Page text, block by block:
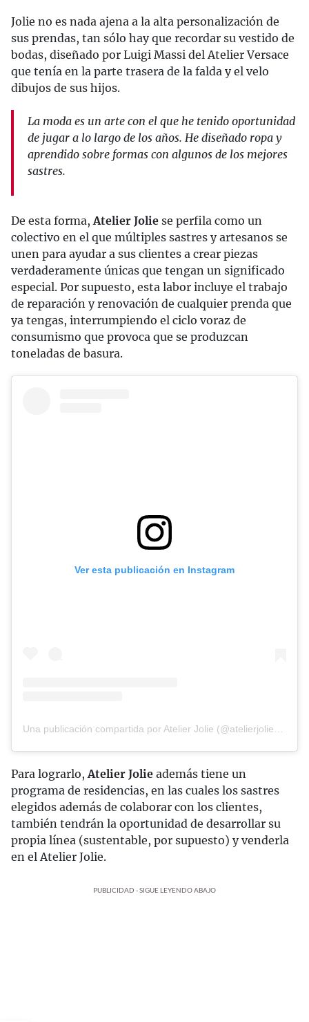
Jolie no es nada ajena a la alta personalización de
sus prendas, tan sólo hay que recordar su vestido de
bodas, diseñado por Luigi Massi del Atelier Versace
que tenía en la parte trasera de la falda y el velo
dibujos de sus hijos.
La moda es un arte con el que he tenido oportunidad
de jugar a lo largo de los años. He diseñado ropa y
aprendido sobre formas con algunos de los mejores
sastres.
De esta forma,Atelier Jolie se perfila como un
colectivo en el que múltiples sastres y artesanos se
unen para ayudar a sus clientes a crear piezas
verdaderamente únicas que tengan un significado
especial. Por supuesto, esta labor incluye el trabajo
de reparación y renovación de cualquier prenda que
ya tengas, interrumpiendo el ciclo voraz de
consumismo que provoca que se produzcan
toneladas de basura.
Ver esta publicación en Instagram
Una publicación compartida por Atelier Jolie (@atelierjolieofficial)
Para lograrlo,Atelier Jolie además tiene un
programa de residencias, en las cuales los sastres
elegidos además de colaborar con los clientes,
también tendrán la oportunidad de desarrollar su
propia línea (sustentable, por supuesto) y venderla
en el Atelier Jolie.
PUBLICIDAD - SIGUE LEYENDO ABAJO